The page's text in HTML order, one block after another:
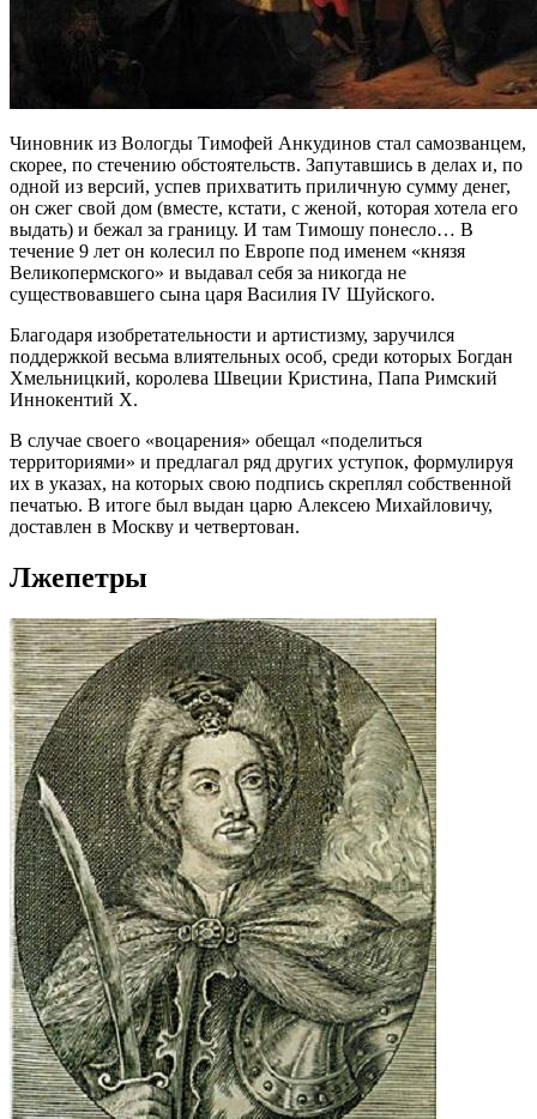
Чиновник из Вологды Тимофей Анкудинов стал самозванцем,
скорее, по стечению обстоятельств. Запутавшись в делах и, по
одной из версий, успев прихватить приличную сумму денег,
он сжег свой дом (вместе, кстати, с женой, которая хотела его
выдать) и бежал за границу. И там Тимошу понесло… В
течение 9 лет он колесил по Европе под именем «князя
Великопермского» и выдавал себя за никогда не
существовавшего сына царя Василия IV Шуйского.
Благодаря изобретательности и артистизму, заручился
поддержкой весьма влиятельных особ, среди которых Богдан
Хмельницкий, королева Швеции Кристина, Папа Римский
Иннокентий X.
В случае своего «воцарения» обещал «поделиться
территориями» и предлагал ряд других уступок, формулируя
их в указах, на которых свою подпись скреплял собственной
печатью. В итоге был выдан царю Алексею Михайловичу,
доставлен в Москву и четвертован.
Лжепетры